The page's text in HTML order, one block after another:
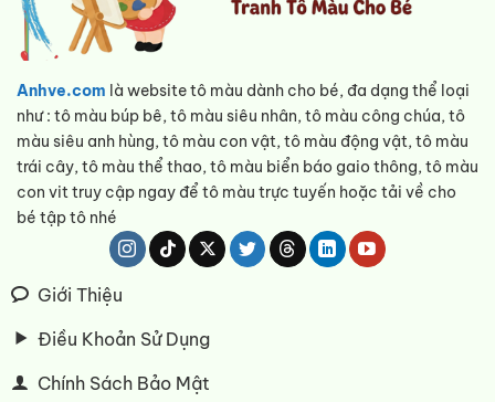
Anhve.com là website tô màu dành cho bé, đa dạng thể loại
như : tô màu búp bê, tô màu siêu nhân, tô màu công chúa, tô
màu siêu anh hùng, tô màu con vật, tô màu động vật, tô màu
trái cây, tô màu thể thao, tô màu biển báo gaio thông, tô màu
con vit truy cập ngay để tô màu trực tuyến hoặc tải về cho
bé tập tô nhé
Giới Thiệu
Điều Khoản Sử Dụng
Chính Sách Bảo Mật